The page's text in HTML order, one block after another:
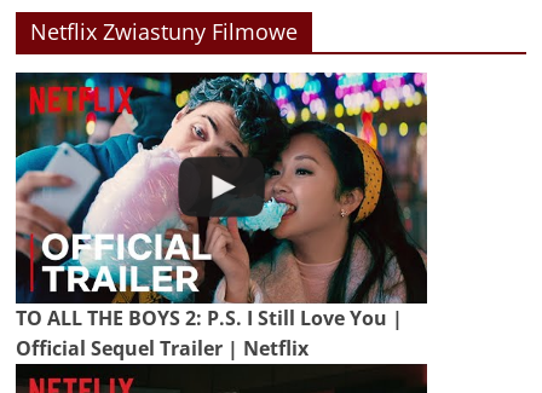
Netflix Zwiastuny Filmowe
TO ALL THE BOYS 2: P.S. I Still Love You |
Official Sequel Trailer | Netflix